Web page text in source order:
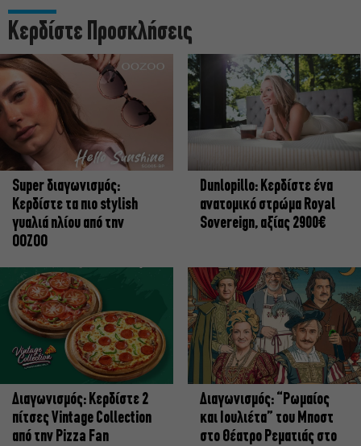
Κερδίστε Προσκλήσεις
Super διαγωνισμός:
Κερδίστε τα πιο stylish
γυαλιά ηλίου από την
OOZOO
Dunlopillo: Κερδίστε ένα
ανατομικό στρώμα Royal
Sovereign, αξίας 2900€
Διαγωνισμός: Κερδίστε 2
πίτσες Vintage Collection
από την Pizza Fan
Διαγωνισμός: “Ρωμαίος
και Ιουλιέτα” του Μποστ
στο Θέατρο Ρεματιάς στο